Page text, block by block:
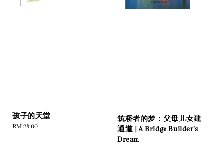
孩子的天堂
Regular
RM 28.00
筑桥者的梦：父母儿女建
通道 | A Bridge Builder's
Dream